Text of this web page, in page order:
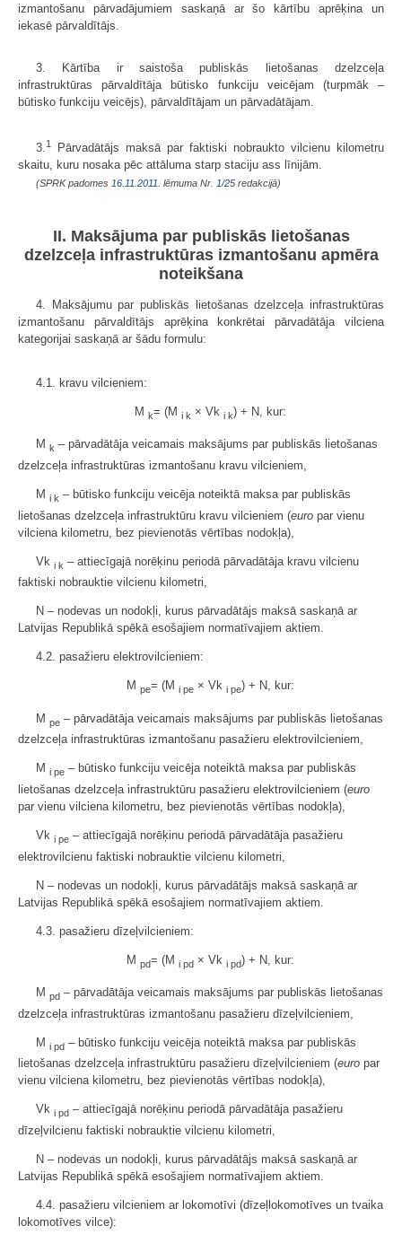
izmantošanu pārvadājumiem saskaņā ar šo kārtību aprēķina un
iekasē pārvaldītājs.
3. Kārtība ir saistoša publiskās lietošanas dzelzceļa
infrastruktūras pārvaldītāja būtisko funkciju veicējam (turpmāk –
būtisko funkciju veicējs), pārvaldītājam un pārvadātājam.
3.1
Pārvadātājs maksā par faktiski nobraukto vilcienu kilometru
skaitu, kuru nosaka pēc attāluma starp staciju ass līnijām.
(SPRK padomes 16.11.2011. lēmuma Nr. 1/25 redakcijā)
II. Maksājuma par publiskās lietošanas
dzelzceļa infrastruktūras izmantošanu apmēra
noteikšana
4. Maksājumu par publiskās lietošanas dzelzceļa infrastruktūras
izmantošanu pārvaldītājs aprēķina konkrētai pārvadātāja vilciena
kategorijai saskaņā ar šādu formulu:
4.1. kravu vilcieniem:
M k= (M i k × Vk i k) + N, kur:
M k – pārvadātāja veicamais maksājums par publiskās lietošanas
dzelzceļa infrastruktūras izmantošanu kravu vilcieniem,
M i k – būtisko funkciju veicēja noteiktā maksa par publiskās
lietošanas dzelzceļa infrastruktūru kravu vilcieniem (euro par vienu
vilciena kilometru, bez pievienotās vērtības nodokļa),
Vk i k – attiecīgajā norēķinu periodā pārvadātāja kravu vilcienu
faktiski nobrauktie vilcienu kilometri,
N – nodevas un nodokļi, kurus pārvadātājs maksā saskaņā ar
Latvijas Republikā spēkā esošajiem normatīvajiem aktiem.
4.2. pasažieru elektrovilcieniem:
M pe= (M i pe× Vk i pe) + N, kur:
M pe – pārvadātāja veicamais maksājums par publiskās lietošanas
dzelzceļa infrastruktūras izmantošanu pasažieru elektrovilcieniem,
M i pe – būtisko funkciju veicēja noteiktā maksa par publiskās
lietošanas dzelzceļa infrastruktūru pasažieru elektrovilcieniem (euro
par vienu vilciena kilometru, bez pievienotās vērtības nodokļa),
Vk i pe – attiecīgajā norēķinu periodā pārvadātāja pasažieru
elektrovilcienu faktiski nobrauktie vilcienu kilometri,
N – nodevas un nodokļi, kurus pārvadātājs maksā saskaņā ar
Latvijas Republikā spēkā esošajiem normatīvajiem aktiem.
4.3. pasažieru dīzeļvilcieniem:
M pd= (M i pd× Vk i pd) + N, kur:
M pd – pārvadātāja veicamais maksājums par publiskās lietošanas
dzelzceļa infrastruktūras izmantošanu pasažieru dīzeļvilcieniem,
M i pd – būtisko funkciju veicēja noteiktā maksa par publiskās
lietošanas dzelzceļa infrastruktūru pasažieru dīzeļvilcieniem (euro par
vienu vilciena kilometru, bez pievienotās vērtības nodokļa),
Vk i pd – attiecīgajā norēķinu periodā pārvadātāja pasažieru
dīzeļvilcienu faktiski nobrauktie vilcienu kilometri,
N – nodevas un nodokļi, kurus pārvadātājs maksā saskaņā ar
Latvijas Republikā spēkā esošajiem normatīvajiem aktiem.
4.4. pasažieru vilcieniem ar lokomotīvi (dīzeļlokomotīves un tvaika
lokomotīves vilce):